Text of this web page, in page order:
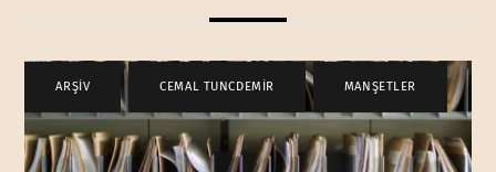
ARŞİV CEMAL TUNCDEMİR , MANŞETLER